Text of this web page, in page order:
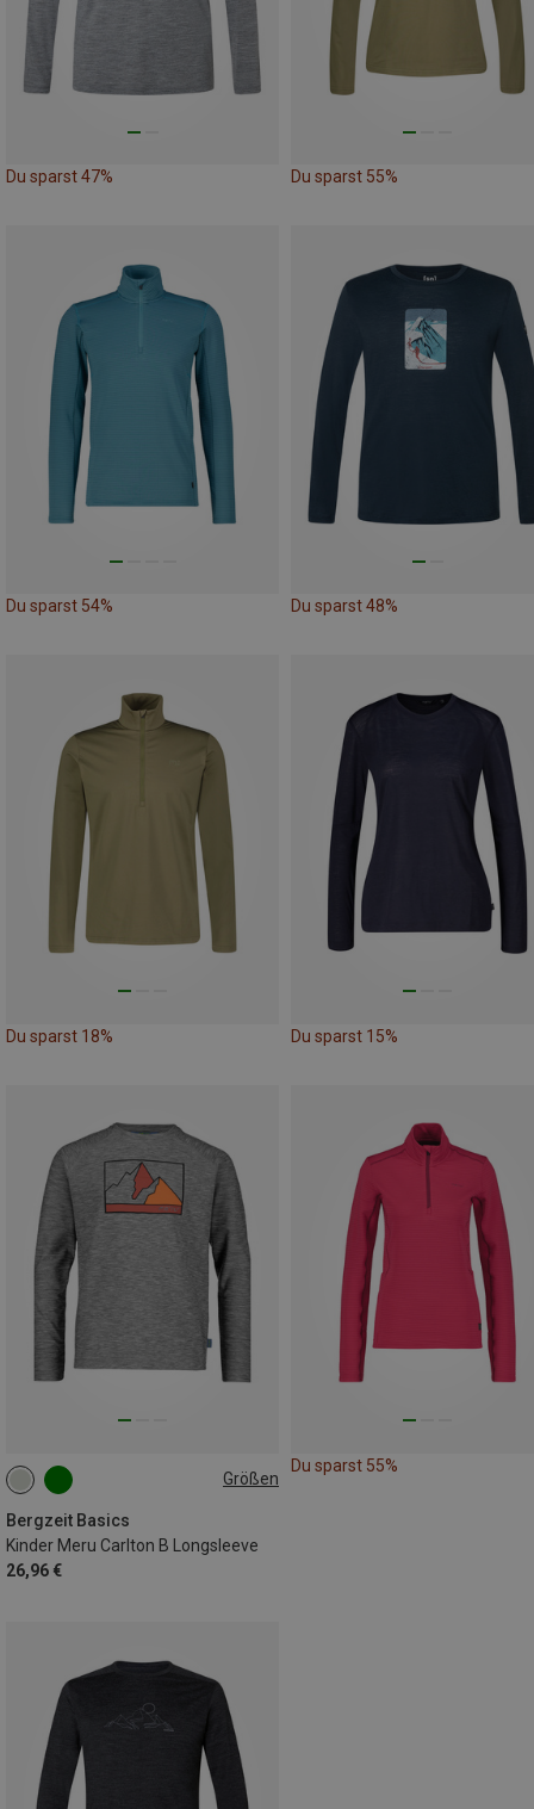
Du sparst 47% Du sparst 55%
Du sparst 54% Du sparst 48%
Du sparst 18% Du sparst 15%
Größen
Bergzeit Basics
Kinder Meru Carlton B Longsleeve
26,96 €
116
164
Du sparst 55%